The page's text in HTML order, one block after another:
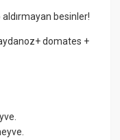
besinler!
domates +